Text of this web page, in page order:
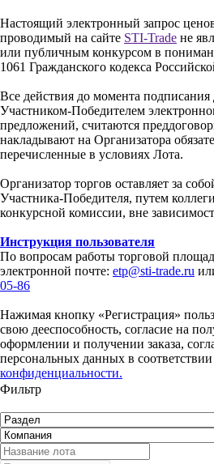
Настоящий электронный запрос
проводимый на сайте STI-Trade не
или публичным конкурсом в
1061 Гражданского кодекса
Все действия до момента подписания
Участником-Победителем
предложений, считаются
накладывают на Организатора
перечисленные в условиях Лота.
Организатор торгов оставляет за
Участника-Победителя, путем
конкурсной комиссии, вне
Инструкция пользователя
По вопросам работы торговой
электронной почте: etp@sti-trade.ru
05-86
Нажимая кнопку «Регистрация»
свою дееспособность, согласие на
оформлении и получении заказа,
персональных данных в соответствии
конфиденциальности.
Фильтр